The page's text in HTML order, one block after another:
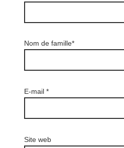
Nom de famille*
E-mail *
Site web